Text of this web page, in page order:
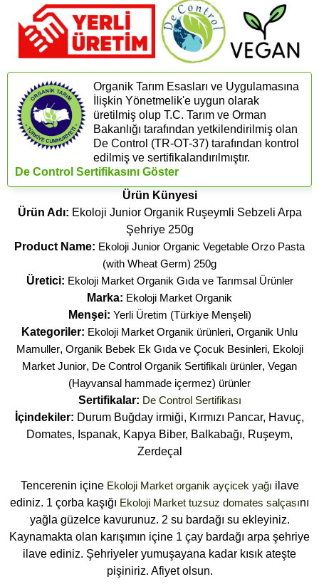
Organik Tarım Esasları ve Uygulamasına
İlişkin Yönetmelik'e uygun olarak
üretilmiş olup T.C. Tarım ve Orman
Bakanlığı tarafından yetkilendirilmiş olan
De Control (​TR-OT-37) tarafından kontrol
edilmiş ve sertifikalandırılmıştır.
De Control Sertifikasını Göster
Ürün Künyesi
Ürün Adı: Ekoloji Junior Organik Ruşeymli Sebzeli Arpa
Şehriye 250g
Product Name: Ekoloji Junior Organic Vegetable Orzo Pasta
(with Wheat Germ) 250g
Üretici: Ekoloji Market Organik Gıda ve Tarımsal Ürünler
Marka: Ekoloji Market Organik
Menşei: Yerli Üretim (Türkiye Menşeli)
Kategoriler: Ekoloji Market Organik ürünleri, Organik Unlu
Mamuller, Organik Bebek Ek Gıda ve Çocuk Besinleri, Ekoloji
Market Junior, De Control Organik Sertifikalı ürünler, Vegan
(Hayvansal hammade içermez) ürünler
Sertifikalar: De Control Sertifikası
İçindekiler: Durum Buğday irmiği, Kırmızı Pancar, Havuç,
Domates, Ispanak, Kapya Biber, Balkabağı, Ruşeym,
Zerdeçal
Tencerenin içine Ekoloji Market organik ayçicek yağı ilave
ediniz. 1 çorba kaşığı Ekoloji Market tuzsuz domates salçasını
yağla güzelce kavurunuz. 2 su bardağı su ekleyiniz.
Kaynamakta olan karışımın içine 1 çay bardağı arpa şehriye
ilave ediniz. Şehriyeler yumuşayana kadar kısık ateşte
pişiniriz. Afiyet olsun.